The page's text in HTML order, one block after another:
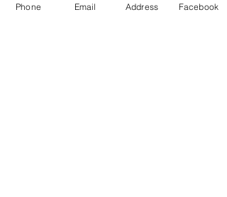
Phone Email Address Facebook